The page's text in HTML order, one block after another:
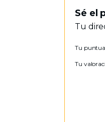
Sé el
Tu
Tu
Tu